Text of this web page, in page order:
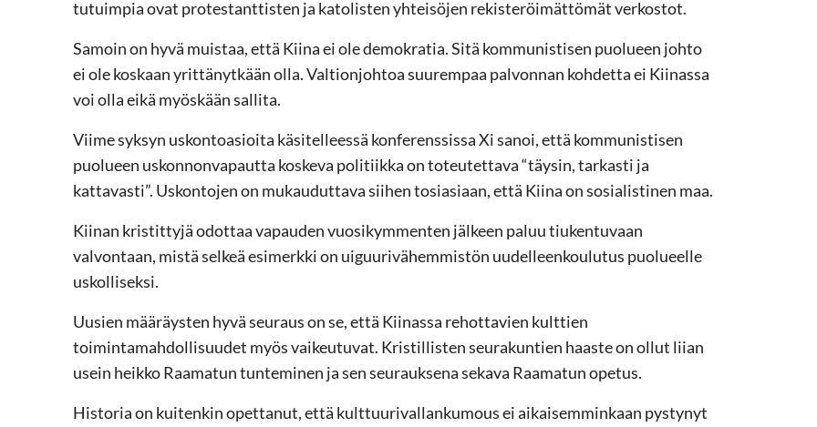
tutuimpia ovat protestanttisten ja katolisten yhteisöjen rekisteröimättömät verkostot.
Samoin on hyvä muistaa, että Kiina ei ole demokratia. Sitä kommunistisen puolueen johto
ei ole koskaan yrittänytkään olla. Valtionjohtoa suurempaa palvonnan kohdetta ei Kiinassa
voi olla eikä myöskään sallita.
Viime syksyn uskontoasioita käsitelleessä konferenssissa Xi sanoi, että kommunistisen
puolueen uskonnonvapautta koskeva politiikka on toteutettava “täysin, tarkasti ja
kattavasti”. Uskontojen on mukauduttava siihen tosiasiaan, että Kiina on sosialistinen maa.
Kiinan kristittyjä odottaa vapauden vuosikymmenten jälkeen paluu tiukentuvaan
valvontaan, mistä selkeä esimerkki on uiguurivähemmistön uudelleenkoulutus puolueelle
uskolliseksi.
Uusien määräysten hyvä seuraus on se, että Kiinassa rehottavien kulttien
toimintamahdollisuudet myös vaikeutuvat. Kristillisten seurakuntien haaste on ollut liian
usein heikko Raamatun tunteminen ja sen seurauksena sekava Raamatun opetus.
Historia on kuitenkin opettanut, että kulttuurivallankumous ei aikaisemminkaan pystynyt